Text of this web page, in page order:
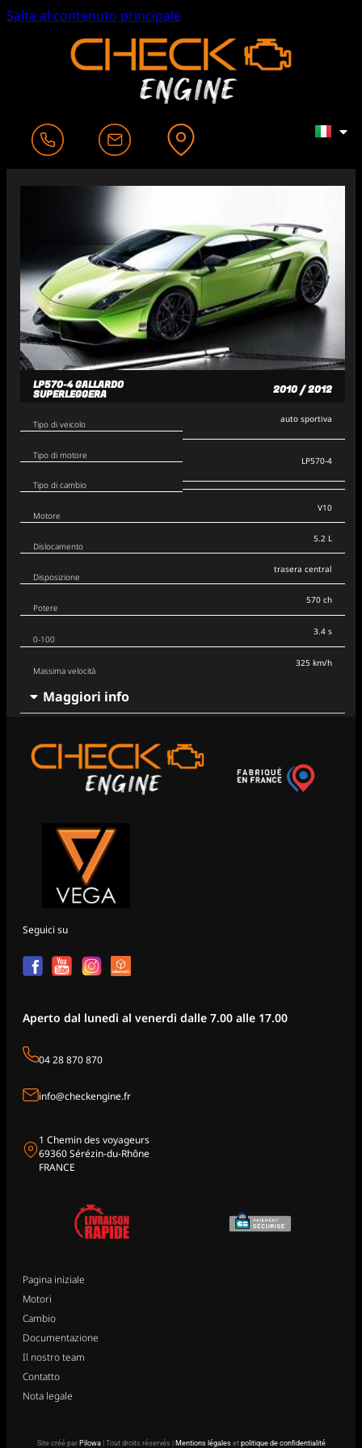
Salta al contenuto principale
LP570-4 GALLARDO
SUPERLEGGERA 2010 / 2012
Tipo di veicolo
Tipo di motore
Tipo di cambio
auto sportiva
LP570-4
Motore
Dislocamento
Disposizione
V10
5.2 L
trasera central
Potere
0-100
Massima velocità
570 ch
3.4 s
325 km/h
Maggiori info
Seguici su
Aperto dal lunedì al venerdì dalle 7.00 alle 17.00
04 28 870 870
info@checkengine.fr
1 Chemin des voyageurs
69360 Sérézin-du-Rhône
FRANCE
Pagina iniziale
Motori
Cambio
Documentazione
Il nostro team
Contatto
Nota legale
Site créé par Pilowa| Tout droits réservés | Mentions légaleset politique de confidentialité